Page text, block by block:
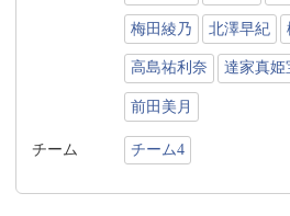
梅田綾乃 北澤早紀
高島祐利奈 達家真姫
前田美月
チーム チーム4